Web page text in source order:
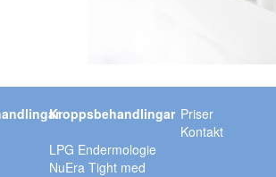
Kroppsbehandlingar
LPG Endermologie
NuEra Tight med
Priser
Kontakt